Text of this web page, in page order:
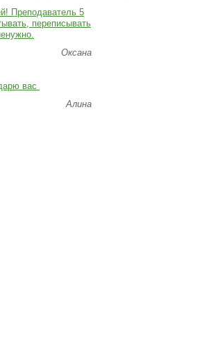
Преподаватель 5
переписывать
Оксана
вас
Алина